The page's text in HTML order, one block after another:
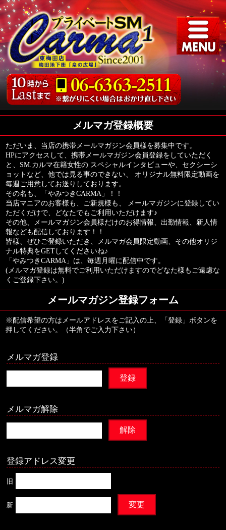
メルマガ登録概要
ただいま、当店の携帯メールマガジン会員様を募集中です。
HPにアクセスして、携帯メールマガジン会員登録をしていただく
と、SM.カルマ在籍女性の スペシャルインタビューや、セクシーシ
ョットなど、他では見る事のできない、 オリジナル無料限定動画を
毎週ご用意してお送りしております。
その名も、「やみつきCARMA」！！
当店マニアのお客様も、ご新規様も、 メールマガジンに登録してい
ただくだけで、どなたでもご利用いただけます♪
その他、メールマガジン会員様だけのお得情報、出勤情報、新人情
報なども配信しております！！
皆様、ぜひご登録いただき、メルマガ会員限定動画、その他オリジ
ナル特典をGETしてくださいね♪
「やみつきCARMA」は、毎週月曜に配信中です。
(メルマガ登録は無料でご利用いただけますのでどなた様もご遠慮な
くご登録下さい。)
メールマガジン登録フォーム
※配信希望の方はメールアドレスをご記入の上、「登録」ボタンを
押してください。（半角でご入力下さい）
メルマガ登録
メルマガ解除
登録アドレス変更
旧
新